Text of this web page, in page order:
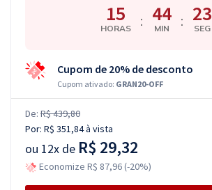
15
HORAS : 44
MIN : 22
SEG
Cupom de 20% de desconto
Cupom ativado: GRAN20-OFF
De: R$ 439,80
Por: R$ 351,84à vista
ou 12x de R$ 29,32
Economize R$ 87,96 (-20%)